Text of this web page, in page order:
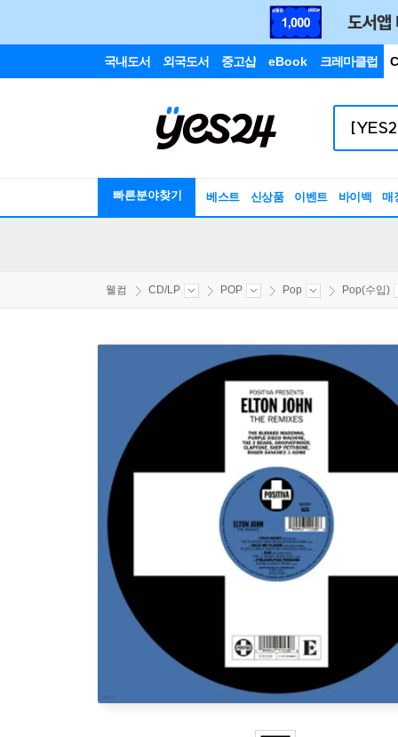
국내도서 외국도서 중고샵 eBook 크레마클럽
빠른분야찾기 베스트 신상품 이벤트 바이백 매
웰컴 CD/LP POP Pop Pop(수입)